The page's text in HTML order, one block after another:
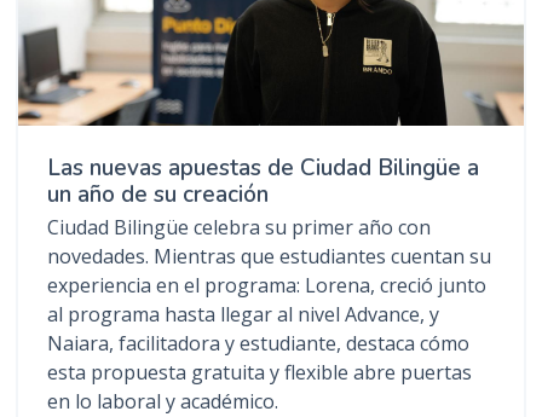
Las nuevas apuestas de Ciudad Bilingüe a
un año de su creación
Ciudad Bilingüe celebra su primer año con
novedades. Mientras que estudiantes cuentan su
experiencia en el programa: Lorena, creció junto
al programa hasta llegar al nivel Advance, y
Naiara, facilitadora y estudiante, destaca cómo
esta propuesta gratuita y flexible abre puertas
en lo laboral y académico.